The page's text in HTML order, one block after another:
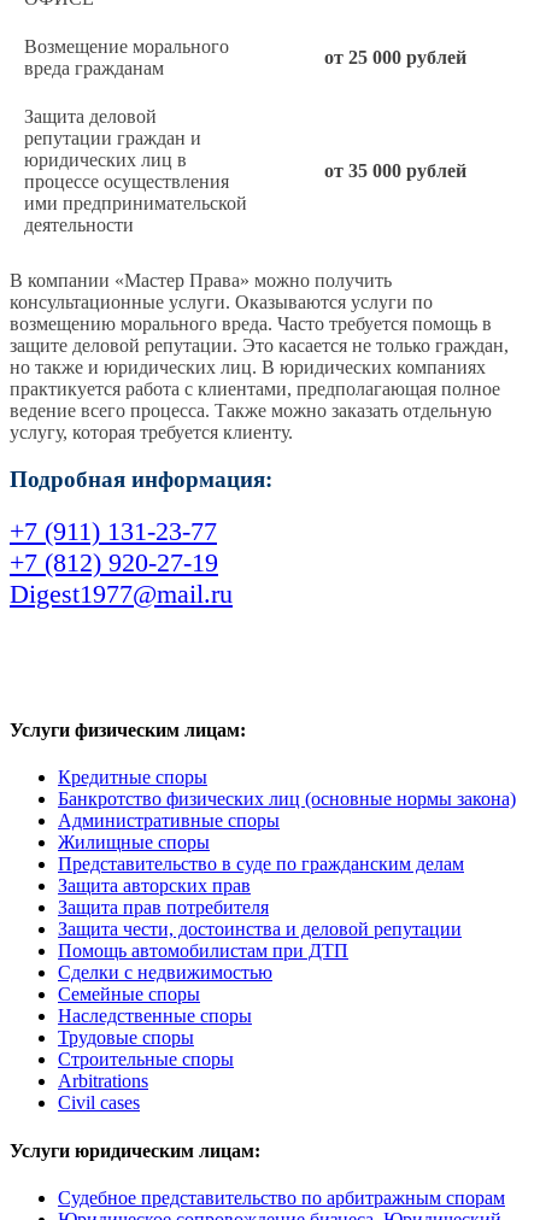
Возмещение морального
вреда гражданам
от 25 000 рублей
Защита деловой
репутации граждан и
юридических лиц в
процессе осуществления
ими предпринимательской
деятельности
от 35 000 рублей
В компании «Мастер Права» можно получить
консультационные услуги. Оказываются услуги по
возмещению морального вреда. Часто требуется помощь в
защите деловой репутации. Это касается не только граждан,
но также и юридических лиц. В юридических компаниях
практикуется работа с клиентами, предполагающая полное
ведение всего процесса. Также можно заказать отдельную
услугу, которая требуется клиенту.
Подробная информация:
+7 (911) 131-23-77
+7 (812) 920-27-19
Digest1977@mail.ru
Услуги физическим лицам:
Кредитные споры
Банкротство физических лиц (основные нормы закона)
Административные споры
Жилищные споры
Представительство в суде по гражданским делам
Защита авторских прав
Защита прав потребителя
Защита чести, достоинства и деловой репутации
Помощь автомобилистам при ДТП
Сделки с недвижимостью
Семейные споры
Наследственные споры
Трудовые споры
Строительные споры
Arbitrations
Civil cases
Услуги юридическим лицам:
Судебное представительство по арбитражным спорам